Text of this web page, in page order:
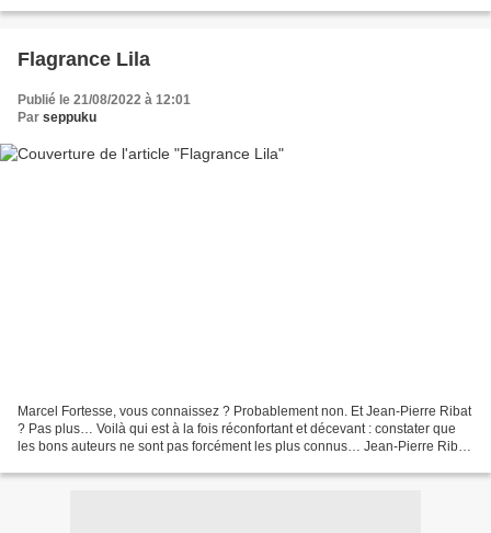
Flagrance Lila
Publié le 21/08/2022 à 12:01
Par seppuku
Marcel Fortesse, vous connaissez ? Probablement non. Et Jean-Pierre Ribat
? Pas plus… Voilà qui est à la fois réconfortant et décevant : constater que
les bons auteurs ne sont pas forcément les plus connus… Jean-Pierre Ribat,